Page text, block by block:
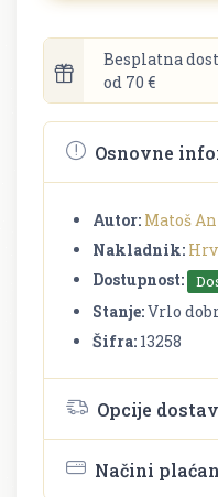
Besplatna
od 70 €
Osnovne
Autor: Matoš
Nakladnik:
Dostupnost:
Stanje:Vrlo
Šifra: 13258
Opcije
Načini